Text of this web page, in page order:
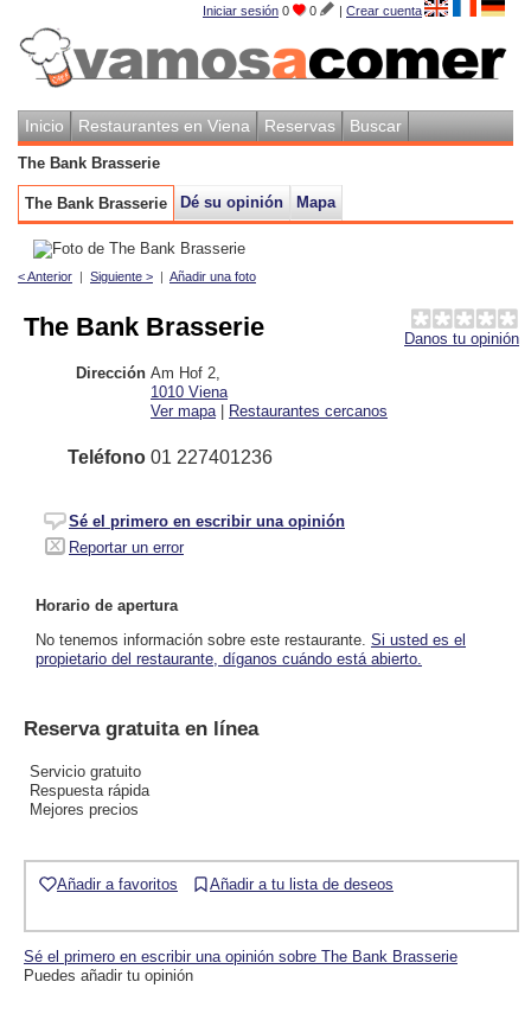
Iniciar sesión 0 0 | Crear cuenta
Inicio Restaurantes en Viena Reservas Buscar
The Bank Brasserie
The Bank Brasserie Dé su opinión Mapa
< Anterior | Siguiente > | Añadir una foto
Danos tu opinión
The Bank Brasserie
Dirección Am Hof 2
1010 Viena
Ver mapa | Restaurantes cercanos
Teléfono 01 227401236
Sé el primero en escribir una opinión
Reportar un error
Horario de apertura
No tenemos información sobre este restaurante. Si usted es el
propietario del restaurante, díganos cuándo está abierto.
Reserva gratuita en línea
Servicio gratuito
Respuesta rápida
Mejores precios
Añadir a favoritos Añadir a tu lista de deseos
Sé el primero en escribir una opinión sobre The Bank Brasserie
Puedes añadir tu opinión